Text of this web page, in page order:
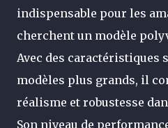
indispensable pour les
cherchent un modèle
Avec des caractéristiques
modèles plus grands, il
réalisme et robustesse
Son niveau de